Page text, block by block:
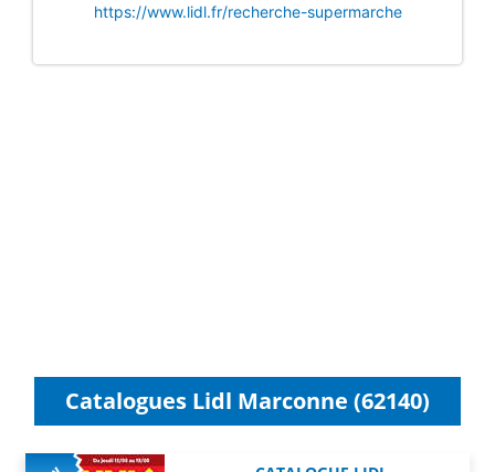
https://www.lidl.fr/recherche-supermarche
Catalogues Lidl Marconne (62140)